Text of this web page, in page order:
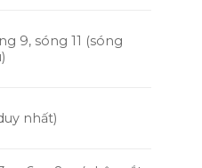
9, sóng 11 (sóng
nhất)